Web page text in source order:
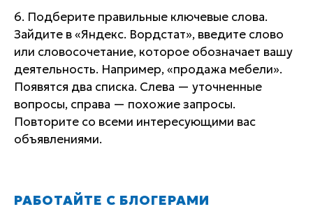
6. Подберите правильные ключевые слова.
Зайдите в «Яндекс. Вордстат», введите слово
или словосочетание, которое обозначает вашу
деятельность. Например, «продажа мебели».
Появятся два списка. Слева — уточненные
вопросы, справа — похожие запросы.
Повторите со всеми интересующими вас
объявлениями.
РАБОТАЙТЕ С БЛОГЕРАМИ